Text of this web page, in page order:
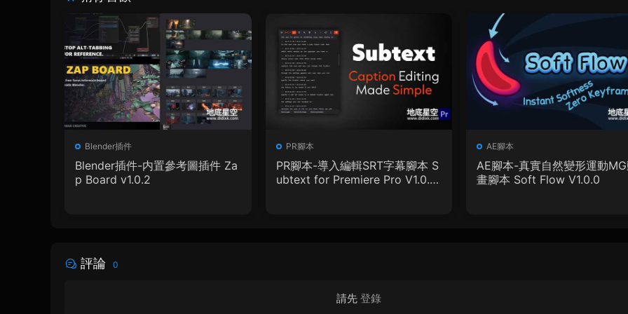
Blender插件
Blender插件-内置參考圖插件 Za
p Board v1.0.2
PR腳本
PR腳本-導入編輯SRT字幕腳本 S
ubtext for Premiere Pro V1.0.0
AE腳本
AE腳本-真實自然變形運動
畫腳本 Soft Flow V1.0.0
評論 0
請先 登錄